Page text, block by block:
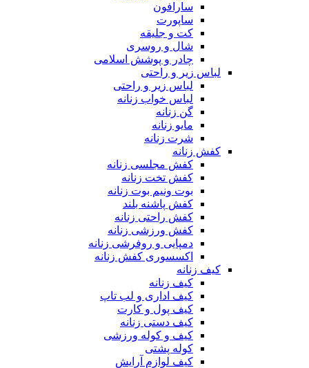
سارافون
ساپورت
کت و جلیقه
شال و روسری
چادر و پوشش اسلامی
لباس زیر و راحتی
لباس زیر و راحتی
لباس خواب زنانه
گن زنانه
مایو زنانه
شرت زنانه
کفش زنانه
کفش مجلسی زنانه
کفش تخت زنانه
بوت ونیم بوت زنانه
کفش پاشنه بلند
کفش راحتی زنانه
کفش ورزشی زنانه
دمپایی و روفرشی زنانه
اکسسوری کفش زنانه
کیف زنانه
کیف زنانه
کیف اداری و لب تاپ
کیف پول و کارت
کیف دستی زنانه
کیف و کوله ورزشی
کوله پشتی
کیف لوازم آرایش